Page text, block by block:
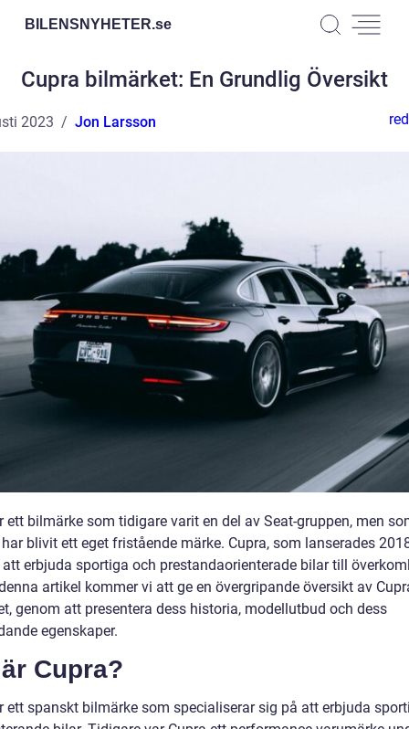
BILENSNYHETER.se
Cupra bilmärket: En Grundlig Översikt
2023 Jon Larsson
ett bilmärke som tidigare varit en del av Seat-gruppen, men
blivit ett eget fristående märke. Cupra, som lanserades
erbjuda sportiga och prestandaorienterade bilar till
artikel kommer vi att ge en övergripande översikt av
genom att presentera dess historia, modellutbud och dess
egenskaper.
Cupra?
ett spanskt bilmärke som specialiserar sig på att erbjuda